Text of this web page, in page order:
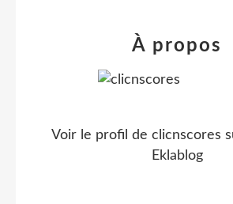
À propos
Voir le profil de clicnscores
Eklablog